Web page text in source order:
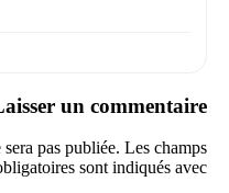
un commentaire
pas publiée. Les champs
sont indiqués avec